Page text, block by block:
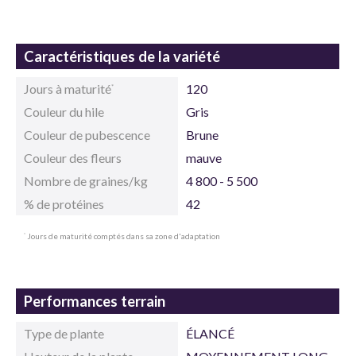
Caractéristiques de la variété
Jours à maturité*
120
Couleur du hile
Gris
Couleur de pubescence
Brune
Couleur des fleurs
mauve
Nombre de graines/kg
4 800 - 5 500
% de protéines
42
* Jours de maturité comptés dans sa zone d'adaptation
Performances terrain
Type de plante
ÉLANCÉ